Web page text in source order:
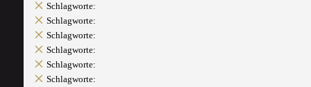
Schlagworte:
Schlagworte:
Schlagworte:
Schlagworte:
Schlagworte:
Schlagworte: